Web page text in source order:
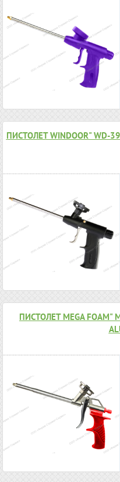
ПИСТОЛЕТ WINDOOR"
ПИСТОЛЕТ МEGA